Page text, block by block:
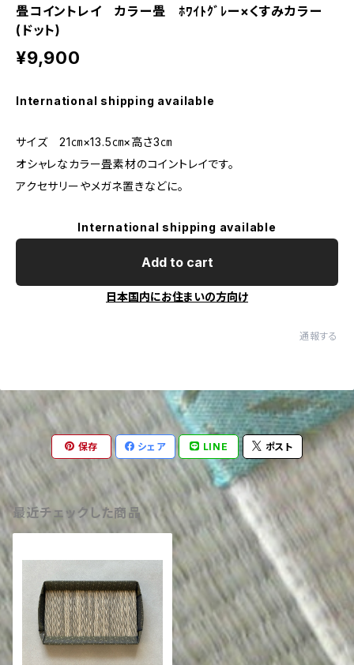
畳コイントレイ カラー畳 ﾎﾜｲﾄｸﾞﾚー×くすみカラー
(ドット)
¥9,900
International shipping available
サイズ 21㎝×13.5㎝×高さ3㎝
オシャレなカラー畳素材のコイントレイです。
アクセサリーやメガネ置きなどに。
International shipping available
Add to cart
日本国内にお住まいの方向け
通報する
保存 シェア LINE ポスト
最近チェックした商品